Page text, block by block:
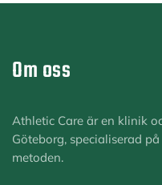
Om oss
Athletic Care är en klinik
Göteborg, specialiserad
metoden.